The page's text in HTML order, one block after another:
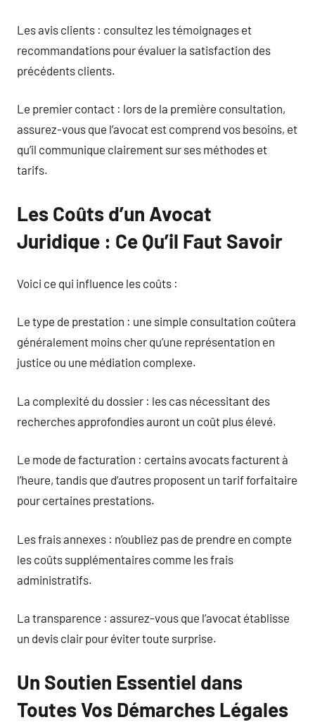
Les avis clients : consultez les témoignages et
recommandations pour évaluer la satisfaction des
précédents clients.
Le premier contact : lors de la première consultation,
assurez-vous que l’avocat est comprend vos besoins, et
qu’il communique clairement sur ses méthodes et
tarifs.
Les Coûts d’un Avocat
Juridique : Ce Qu’il Faut Savoir
Voici ce qui influence les coûts :
Le type de prestation : une simple consultation coûtera
généralement moins cher qu’une représentation en
justice ou une médiation complexe.
La complexité du dossier : les cas nécessitant des
recherches approfondies auront un coût plus élevé.
Le mode de facturation : certains avocats facturent à
l’heure, tandis que d’autres proposent un tarif forfaitaire
pour certaines prestations.
Les frais annexes : n’oubliez pas de prendre en compte
les coûts supplémentaires comme les frais
administratifs.
La transparence : assurez-vous que l’avocat établisse
un devis clair pour éviter toute surprise.
Un Soutien Essentiel dans
Toutes Vos Démarches Légales